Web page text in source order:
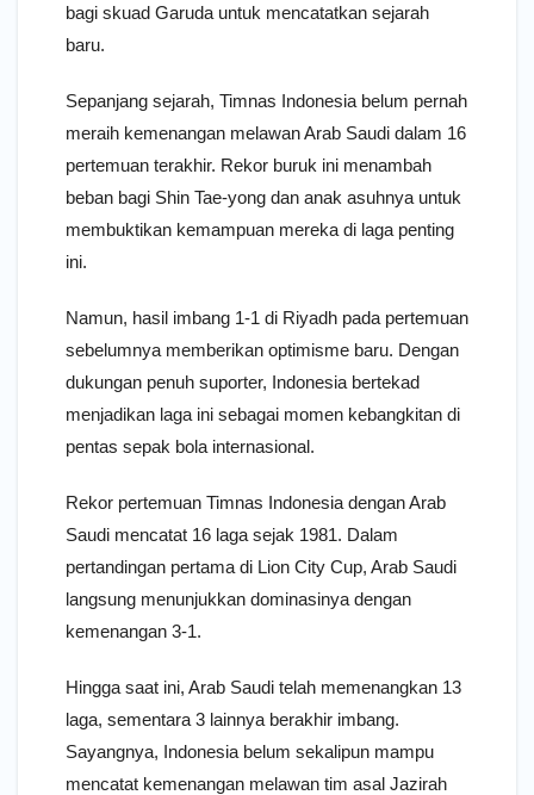
bagi skuad Garuda untuk mencatatkan sejarah
baru.
Sepanjang sejarah, Timnas Indonesia belum pernah
meraih kemenangan melawan Arab Saudi dalam 16
pertemuan terakhir. Rekor buruk ini menambah
beban bagi Shin Tae-yong dan anak asuhnya untuk
membuktikan kemampuan mereka di laga penting
ini.
Namun, hasil imbang 1-1 di Riyadh pada pertemuan
sebelumnya memberikan optimisme baru. Dengan
dukungan penuh suporter, Indonesia bertekad
menjadikan laga ini sebagai momen kebangkitan di
pentas sepak bola internasional.
Rekor pertemuan Timnas Indonesia dengan Arab
Saudi mencatat 16 laga sejak 1981. Dalam
pertandingan pertama di Lion City Cup, Arab Saudi
langsung menunjukkan dominasinya dengan
kemenangan 3-1.
Hingga saat ini, Arab Saudi telah memenangkan 13
laga, sementara 3 lainnya berakhir imbang.
Sayangnya, Indonesia belum sekalipun mampu
mencatat kemenangan melawan tim asal Jazirah